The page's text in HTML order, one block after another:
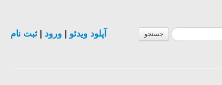
جستجو آپلود ویدئو ورود |ثبت نام